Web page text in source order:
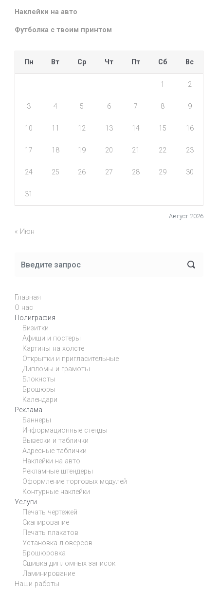
Наклейки на авто
Футболка с твоим принтом
Август 2026
Пн Вт Ср Чт Пт Сб Вс
1 2
3 4 5 6 7 8 9
10 11 12 13 14 15 16
17 18 19 20 21 22 23
24 25 26 27 28 29 30
31
« Июн
Главная
О нас
Полиграфия
Визитки
Афиши и постеры
Картины на холсте
Открытки и пригласительные
Дипломы и грамоты
Блокноты
Брошюры
Календари
Реклама
Баннеры
Информационные стенды
Вывески и таблички
Адресные таблички
Наклейки на авто
Рекламные штендеры
Оформление торговых модулей
Контурные наклейки
Услуги
Печать чертежей
Сканирование
Печать плакатов
Установка люверсов
Брошюровка
Сшивка дипломных записок
Ламинирование
Наши работы